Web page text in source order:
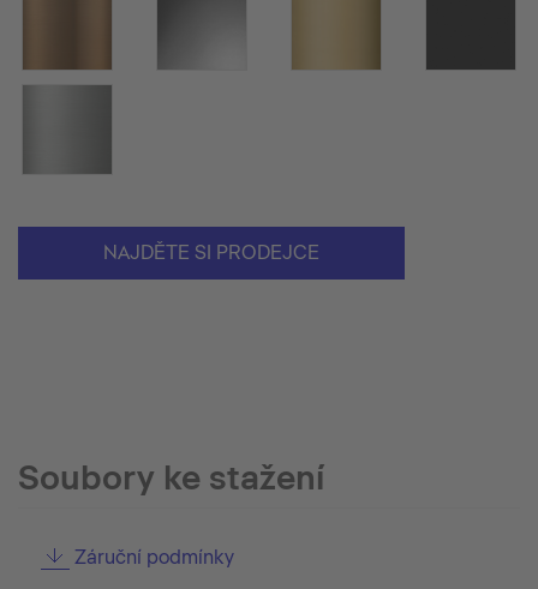
NAJDĚTE SI PRODEJCE
Soubory ke stažení
Záruční podmínky